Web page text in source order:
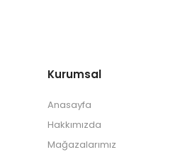
Kurumsal
Anasayfa
Hakkımızda
Mağazalarımız